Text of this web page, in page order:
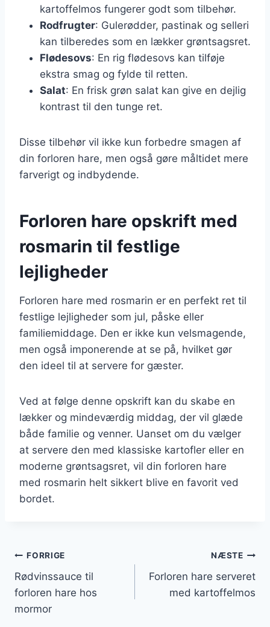
kartoffelmos fungerer godt som tilbehør.
Rodfrugter: Gulerødder, pastinak og selleri
kan tilberedes som en lækker grøntsagsret.
Flødesovs: En rig flødesovs kan tilføje
ekstra smag og fylde til retten.
Salat: En frisk grøn salat kan give en dejlig
kontrast til den tunge ret.
Disse tilbehør vil ikke kun forbedre smagen af
din forloren hare, men også gøre måltidet mere
farverigt og indbydende.
Forloren hare opskrift med
rosmarin til festlige
lejligheder
Forloren hare med rosmarin er en perfekt ret til
festlige lejligheder som jul, påske eller
familiemiddage. Den er ikke kun velsmagende,
men også imponerende at se på, hvilket gør
den ideel til at servere for gæster.
Ved at følge denne opskrift kan du skabe en
lækker og mindeværdig middag, der vil glæde
både familie og venner. Uanset om du vælger
at servere den med klassiske kartofler eller en
moderne grøntsagsret, vil din forloren hare
med rosmarin helt sikkert blive en favorit ved
bordet.
Indlægsnavigation
FORRIGE
Rødvinssauce til
forloren hare hos
mormor
NÆSTE
Forloren hare serveret
med kartoffelmos